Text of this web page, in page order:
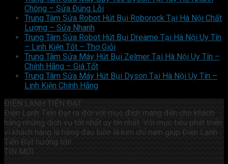
Chóng – Sửa Đúng Lỗi
Trung Tâm Sửa Robot Hút Bụi Roborock Tại Hà Nội Chất
Lượng – Sửa Nhanh
Trung Tâm Sửa Robot Hút Bụi Dreame Tại Hà Nội Uy Tín
– Linh Kiện Tốt – Thợ Giỏi
Trung Tâm Sửa Máy Hút Bụi Zelmer Tại Hà Nội Uy Tín –
Chính Hãng – Giá Tốt
Trung Tâm Sửa Máy Hút Bụi Dyson Tại Hà Nội Uy Tín –
Linh Kiện Chính Hãng
ĐIỆN LẠNH TIẾN ĐẠT
Điện Lạnh Tiến Đạt ra đời với mục đích mang đến cho khách
hàng những dịch vụ tốt nhất uy tín nhất. Với mục tiêu phát triển
vì khách hàng là hằng đâu luôn là kim chỉ nam giúp Điện Lạnh
Tiến Đạt hướng tới!
TIN MỚI